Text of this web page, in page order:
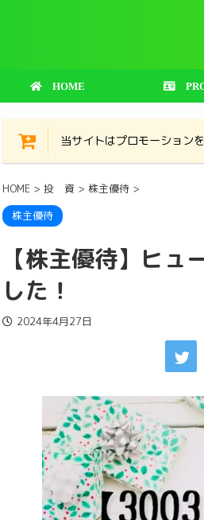
HOME
当サイトはプロモーション
HOME > 投 資 > 株主優待 >
株主優待
【株主優待】ヒ
した！
2024年4月27日